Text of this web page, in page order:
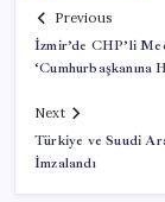
Previous
İzmir’de CHP’li
‘Cumhurbaşkanına
Next
Türkiye ve Suudi
İmzalandı